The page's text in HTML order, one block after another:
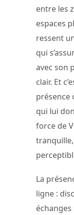
entre les
espaces
ressent
qui
avec son
clair. Et
présence
qui lui
force de
La
ligne :